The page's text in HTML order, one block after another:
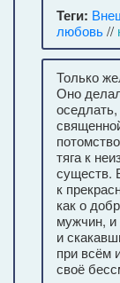
Теги:
любовь//
Только
Оно
тяга к
существ.
к
как о
мужчин, и
и
при всём
своё